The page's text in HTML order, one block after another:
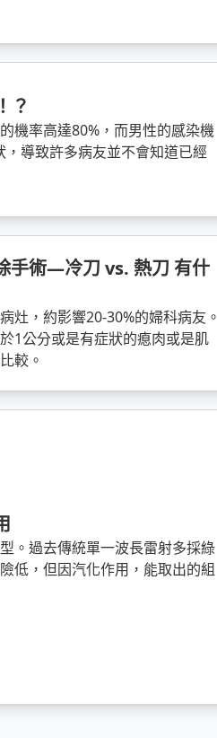
？
機率高達80%，而男性的感染機
導致許多病友並不會知道已經
手術—冷刀 vs. 熱刀 有什
灶，約影響20-30%的婦科病友。
1公分或是有症狀的瘜肉或是肌
較。
。過去傳統單一波長雷射多採綠
低，但因汽化作用，能取出的組